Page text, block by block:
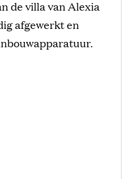
de villa van Alexia
afgewerkt en